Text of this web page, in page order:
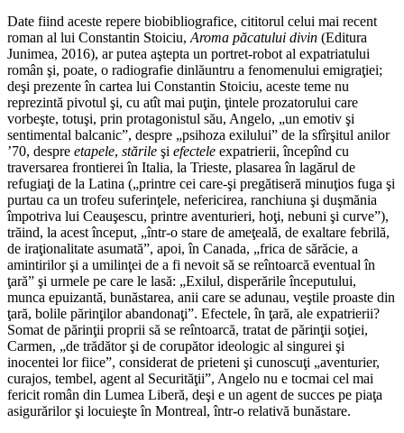
Date fiind aceste repere biobibliografice, cititorul celui mai recent
roman al lui Constantin Stoiciu,Aroma păcatului divin (Editura
Junimea, 2016), ar putea aştepta un portret-robot al expatriatului
român şi, poate, o radiografie dinlăuntru a fenomenului emigraţiei;
deşi prezente în cartea lui Constantin Stoiciu, aceste teme nu
reprezintă pivotul şi, cu atît mai puţin, ţintele prozatorului care
vorbeşte, totuşi, prin protagonistul său, Angelo, „un emotiv şi
sentimental balcanic”, despre „psihoza exilului” de la sfîrşitul anilor
’70, despre etapele, stările şi efectele expatrierii, începînd cu
traversarea frontierei în Italia, la Trieste, plasarea în lagărul de
refugiaţi de la Latina („printre cei care-şi pregătiseră minuţios fuga şi
purtau ca un trofeu suferinţele, nefericirea, ranchiuna şi duşmănia
împotriva lui Ceauşescu, printre aventu­rieri, hoţi, nebuni şi curve”),
trăind, la acest început, „într-o stare de ameţeală, de exaltare febrilă,
de iraţionalitate asumată”, apoi, în Canada, „frica de sărăcie, a
amintirilor şi a umilinţei de a fi nevoit să se reîntoarcă eventual în
ţară” şi urmele pe care le lasă: „Exilul, disperările începutului,
munca epuizantă, bunăstarea, anii care se adunau, veştile proaste din
ţară, bolile părinţilor abandonaţi”. Efectele, în ţară, ale expatrierii?
Somat de părinţii proprii să se reîntoarcă, tratat de părinţii soţiei,
Carmen, „de trădător şi de corupător ideologic al singurei şi
inocentei lor fiice”, considerat de prieteni şi cunoscuţi „aventurier,
curajos, tembel, agent al Securităţii”, Angelo nu e tocmai cel mai
fericit român din Lumea Liberă, deşi e un agent de succes pe piaţa
asigurărilor şi locuieşte în Montreal, într-o relativă bunăstare.